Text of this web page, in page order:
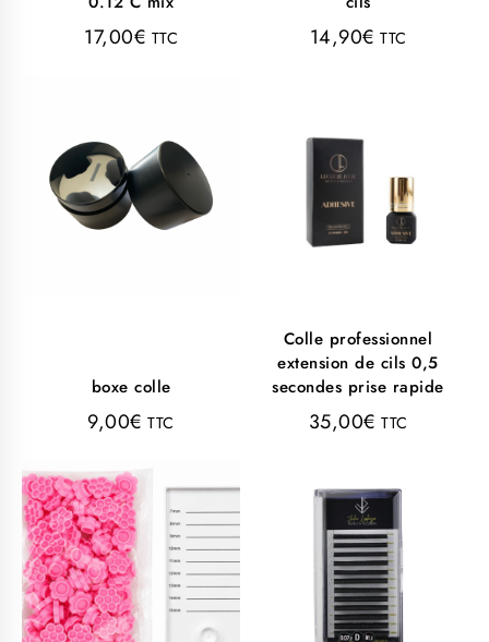
17,00€ TTC 14,90€ TTC
boxe colle
9,00€ TTC
Colle professionnel
extension de cils 0,5
secondes prise rapide
35,00€ TTC